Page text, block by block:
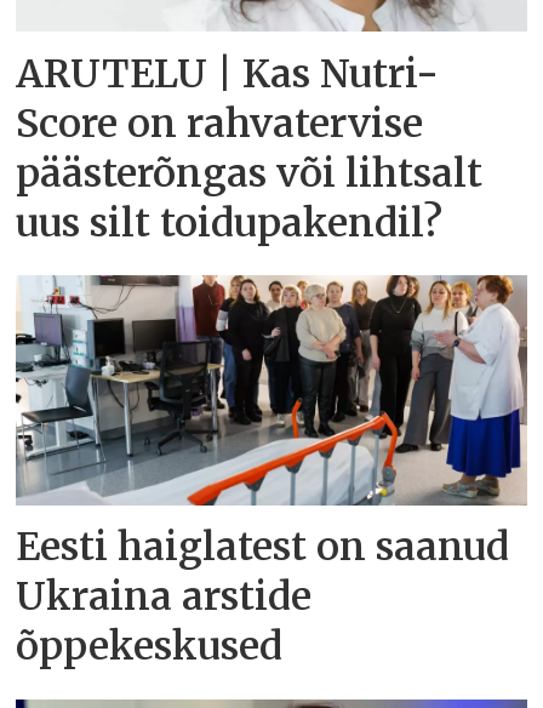
ARUTELU | Kas Nutri-
Score on rahvatervise
päästerõngas või lihtsalt
uus silt toidupakendil?
Eesti haiglatest on saanud
Ukraina arstide
õppekeskused